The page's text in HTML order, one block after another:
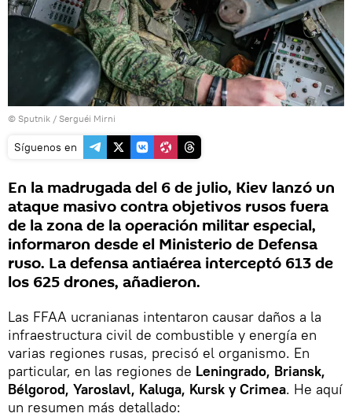
© Sputnik / Serguéi Mirni
Síguenos en
En la madrugada del 6 de julio, Kiev lanzó un
ataque masivo contra objetivos rusos fuera
de la zona de la operación militar especial,
informaron desde el Ministerio de Defensa
ruso. La defensa antiaérea interceptó 613 de
los 625 drones, añadieron.
Las FFAA ucranianas intentaron causar daños a la
infraestructura civil de combustible y energía en
varias regiones rusas, precisó el organismo. En
particular, en las regiones de Leningrado, Briansk,
Bélgorod, Yaroslavl, Kaluga, Kursk y Crimea. He aquí
un resumen más detallado: